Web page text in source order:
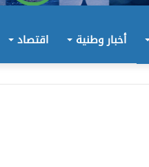
أخبار وطنية اقتصاد